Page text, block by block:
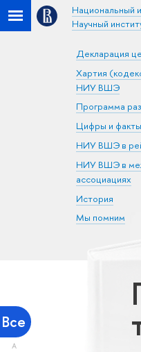
Национальный
Научный
Декларация
Хартия
НИУ ВШЭ
Программа
Цифры и факты
НИУ ВШЭ в
НИУ ВШЭ в
ассоциациях
История
Мы помним
Все
А